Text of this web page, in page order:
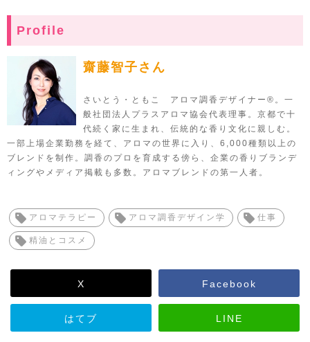
Profile
齋藤智子さん
さいとう・ともこ アロマ調香デザイナー®。一
般社団法人プラスアロマ協会代表理事。京都で十
代続く家に生まれ、伝統的な香り文化に親しむ。
一部上場企業勤務を経て、アロマの世界に入り、6,000種類以上の
ブレンドを制作。調香のプロを育成する傍ら、企業の香りブランデ
ィングやメディア掲載も多数。アロマブレンドの第一人者。
アロマテラピー アロマ調香デザイン学 仕事
精油とコスメ
X Facebook
はてブ LINE